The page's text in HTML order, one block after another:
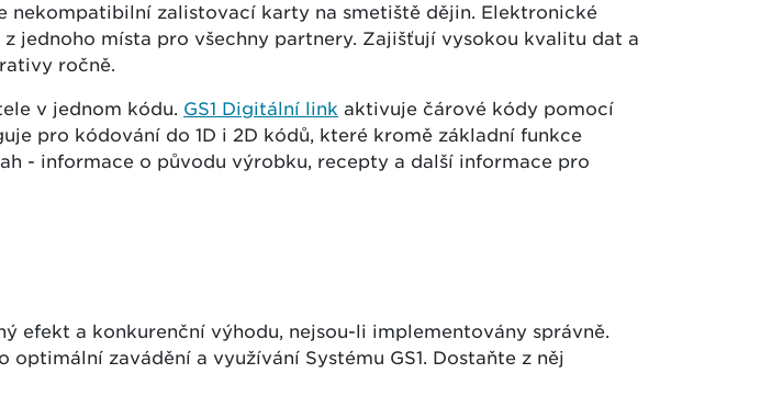
nekompatibilní zalistovací karty na smetiště dějin. Elektronické
jednoho místa pro všechny partnery. Zajišťují vysokou kvalitu dat a
ročně.
v jednom kódu. GS1 Digitální link aktivuje čárové kódy pomocí
pro kódování do 1D i 2D kódů, které kromě základní funkce
- informace o původu výrobku, recepty a další informace pro
efekt a konkurenční výhodu, nejsou-li implementovány správně.
optimální zavádění a využívání Systému GS1. Dostaňte z něj